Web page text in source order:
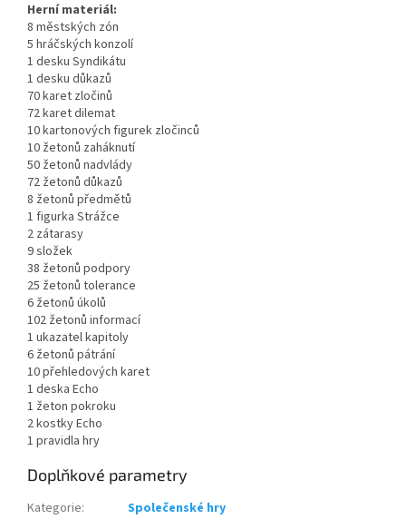
Herní materiál:
8 městských zón
5 hráčských konzolí
1 desku Syndikátu
1 desku důkazů
70 karet zločinů
72 karet dilemat
10 kartonových figurek zločinců
10 žetonů zaháknutí
50 žetonů nadvlády
72 žetonů důkazů
8 žetonů předmětů
1 figurka Strážce
2 zátarasy
9 složek
38 žetonů podpory
25 žetonů tolerance
6 žetonů úkolů
102 žetonů informací
1 ukazatel kapitoly
6 žetonů pátrání
10 přehledových karet
1 deska Echo
1 žeton pokroku
2 kostky Echo
1 pravidla hry
Doplňkové parametry
Kategorie:
Společenské hry